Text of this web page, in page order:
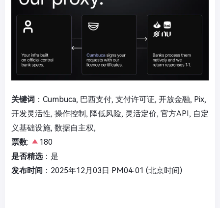
关键词 ：Cumbuca, 巴西支付, 支付许可证, 开放金融, Pix,
开发灵活性, 操作控制, 降低风险, 灵活定价, 官方API, 自定
义基础设施, 数据自主权,
票数:
180
是否精选：是
发布时间 ：2025年12月03日 PM04:01 (北京时间)